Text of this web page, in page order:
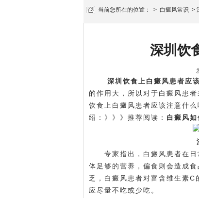
当前您所在的位置： > 白癜风常识 >
深圳饮
深圳饮食上白癜风患者应
的作用大，所以对于白癜风患
饮食上白癜风患者应该注意什么
绍：》》》推荐阅读： 白癜风
专家指出，白癜风患者在日
体足够的营养，偏食则会造成
乏，白癜风患者对富含维生素
应尽量不吃或少吃。